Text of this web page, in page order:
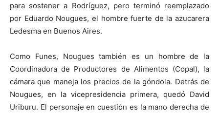
para sostener a Rodríguez, pero terminó reemplazado
por Eduardo Nougues, el hombre fuerte de la azucarera
Ledesma en Buenos Aires.
Como Funes, Nougues también es un hombre de la
Coordinadora de Productores de Alimentos (Copal), la
cámara que maneja los precios de la góndola. Detrás de
Nougues, en la vicepresidencia primera, quedó David
Uriburu. El personaje en cuestión es la mano derecha de